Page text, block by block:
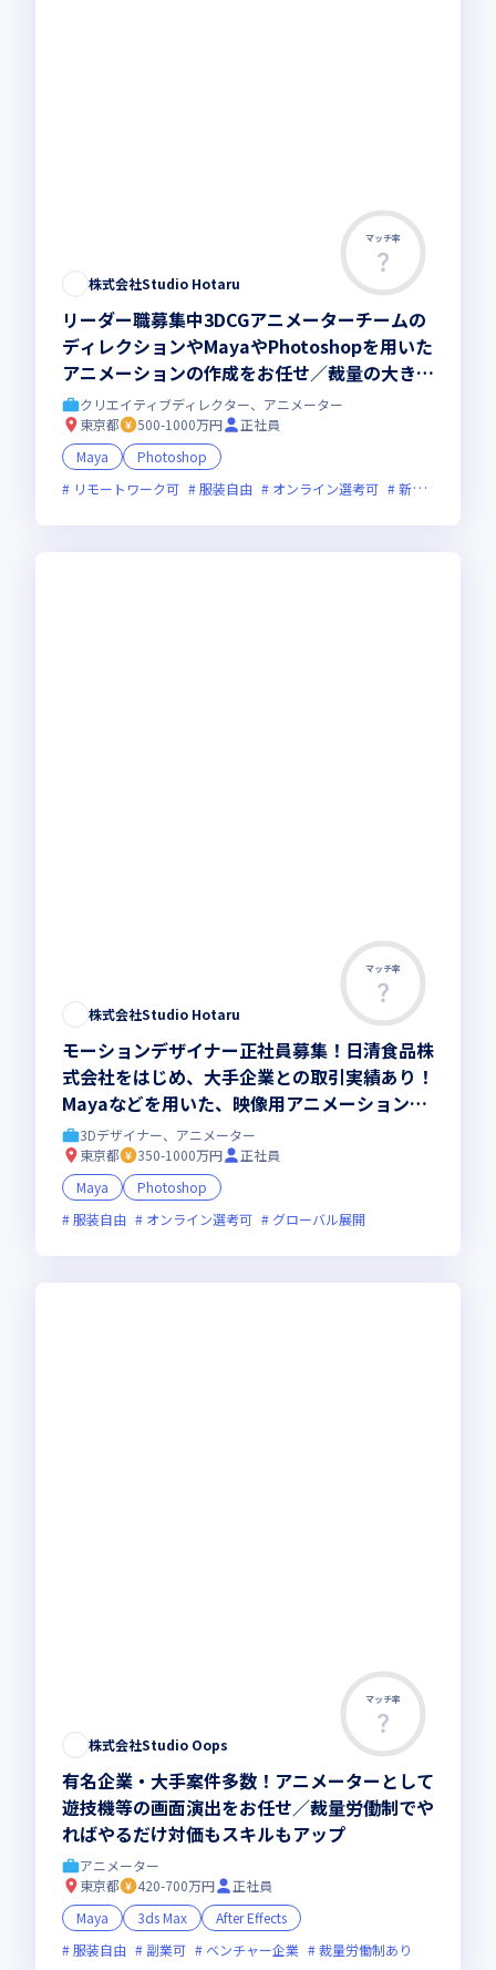
マッチ率
株式会社Studio Hotaru
リーダー職募集中3DCGアニメーターチームの
ディレクションやMayaやPhotoshopを用いた
アニメーションの作成をお任せ／裁量の大きな
ポジション
クリエイティブディレクター、アニメーター
東京都
500-1000万円
正社員
Maya
Photoshop
リモートワーク可
服装自由 オンライン選考可 新技術に積極的
マッチ率
株式会社Studio Hotaru
モーションデザイナー正社員募集！日清食品株
式会社をはじめ、大手企業との取引実績あり！
Mayaなどを用いた、映像用アニメーションや
ゲームモーションの作成をお任せ／裁量のある
業務に挑戦可能
3Dデザイナー、アニメーター
東京都
350-1000万円
正社員
Maya
Photoshop
服装自由
オンライン選考可 グローバル展開
マッチ率
株式会社Studio Oops
有名企業・大手案件多数！アニメーターとして
遊技機等の画面演出をお任せ／裁量労働制でや
ればやるだけ対価もスキルもアップ
アニメーター
東京都
420-700万円
正社員
Maya
3ds Max
After Effects
服装自由
副業可 ベンチャー企業 裁量労働制あり